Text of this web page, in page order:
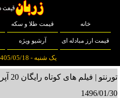
خانه قیمت طلا و سکه
قیمت ارز مبادله ای آرشیو ویژه
یک شنبه - 1405/05/18 - Aug 09 2026
تورنتو | فیلم های کوتاه رایگان 20 آپریل در تورنتو
1496/01/30